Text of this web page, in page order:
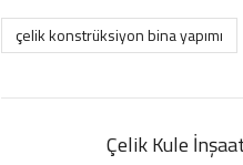
çelik konstrüksiyon bina yapımı
Çelik Kule